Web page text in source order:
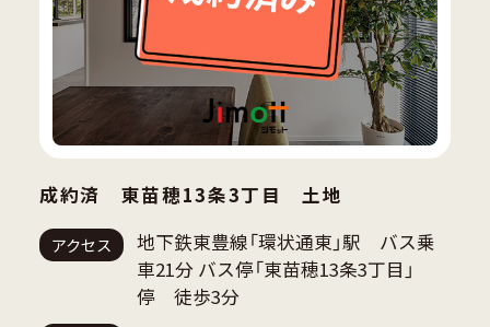
成約済 東苗穂13条3丁目 土地
アクセス
地下鉄東豊線「環状通東」駅 バス乗
車21分 バス停「東苗穂13条3丁目」
停 徒歩3分